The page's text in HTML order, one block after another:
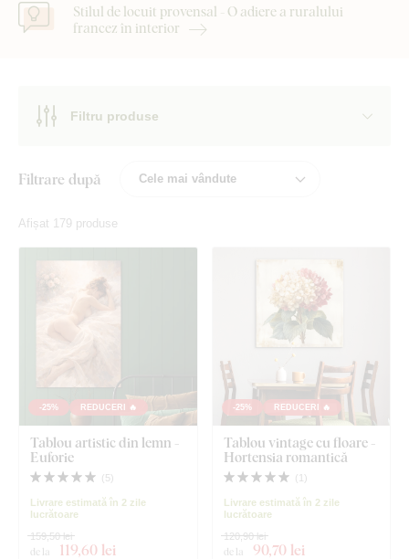
Stilul de locuit provensal - O adiere a ruralului
francez în interior
Filtru produse
Filtrare după
Afișat 179 produse
-25% REDUCERI 🔥
Tablou artistic din lemn -
Euforie
( 5)
Livrare estimată în 2 zile
lucrătoare
de la 119,60 lei
159,50 lei
-25% REDUCERI 🔥
Tablou vintage cu floare -
Hortensia romantică
( 1 )
Livrare estimată în 2 zile
lucrătoare
de la 90,70 lei
120,90 lei